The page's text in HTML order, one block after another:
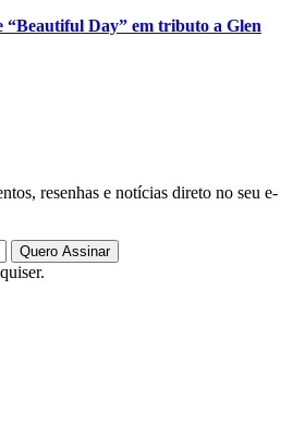
“Beautiful Day” em tributo a Glen
resenhas e notícias direto no seu e-
Quero Assinar